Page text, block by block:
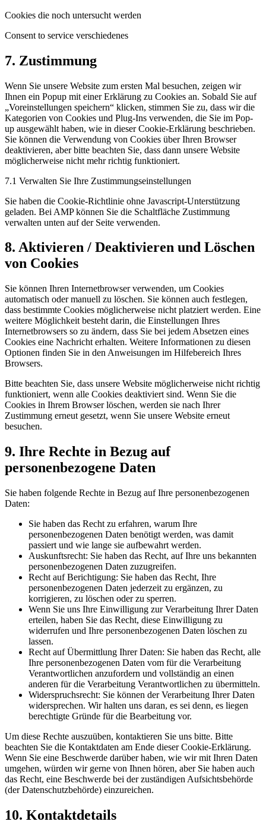
Cookies die noch untersucht werden
Consent to service verschiedenes
7. Zustimmung
Wenn Sie unsere Website zum ersten Mal besuchen, zeigen wir
Ihnen ein Popup mit einer Erklärung zu Cookies an. Sobald Sie auf
„Voreinstellungen speichern“ klicken, stimmen Sie zu, dass wir die
Kategorien von Cookies und Plug-Ins verwenden, die Sie im Pop-
up ausgewählt haben, wie in dieser Cookie-Erklärung beschrieben.
Sie können die Verwendung von Cookies über Ihren Browser
deaktivieren, aber bitte beachten Sie, dass dann unsere Website
möglicherweise nicht mehr richtig funktioniert.
7.1 Verwalten Sie Ihre Zustimmungseinstellungen
Sie haben die Cookie-Richtlinie ohne Javascript-Unterstützung
geladen. Bei AMP können Sie die Schaltfläche Zustimmung
verwalten unten auf der Seite verwenden.
8. Aktivieren / Deaktivieren und Löschen
von Cookies
Sie können Ihren Internetbrowser verwenden, um Cookies
automatisch oder manuell zu löschen. Sie können auch festlegen,
dass bestimmte Cookies möglicherweise nicht platziert werden. Eine
weitere Möglichkeit besteht darin, die Einstellungen Ihres
Internetbrowsers so zu ändern, dass Sie bei jedem Absetzen eines
Cookies eine Nachricht erhalten. Weitere Informationen zu diesen
Optionen finden Sie in den Anweisungen im Hilfebereich Ihres
Browsers.
Bitte beachten Sie, dass unsere Website möglicherweise nicht richtig
funktioniert, wenn alle Cookies deaktiviert sind. Wenn Sie die
Cookies in Ihrem Browser löschen, werden sie nach Ihrer
Zustimmung erneut gesetzt, wenn Sie unsere Website erneut
besuchen.
9. Ihre Rechte in Bezug auf
personenbezogene Daten
Sie haben folgende Rechte in Bezug auf Ihre personenbezogenen
Daten:
Sie haben das Recht zu erfahren, warum Ihre
personenbezogenen Daten benötigt werden, was damit
passiert und wie lange sie aufbewahrt werden.
Auskunftsrecht: Sie haben das Recht, auf Ihre uns bekannten
personenbezogenen Daten zuzugreifen.
Recht auf Berichtigung: Sie haben das Recht, Ihre
personenbezogenen Daten jederzeit zu ergänzen, zu
korrigieren, zu löschen oder zu sperren.
Wenn Sie uns Ihre Einwilligung zur Verarbeitung Ihrer Daten
erteilen, haben Sie das Recht, diese Einwilligung zu
widerrufen und Ihre personenbezogenen Daten löschen zu
lassen.
Recht auf Übermittlung Ihrer Daten: Sie haben das Recht, alle
Ihre personenbezogenen Daten vom für die Verarbeitung
Verantwortlichen anzufordern und vollständig an einen
anderen für die Verarbeitung Verantwortlichen zu übermitteln.
Widerspruchsrecht: Sie können der Verarbeitung Ihrer Daten
widersprechen. Wir halten uns daran, es sei denn, es liegen
berechtigte Gründe für die Bearbeitung vor.
Um diese Rechte auszuüben, kontaktieren Sie uns bitte. Bitte
beachten Sie die Kontaktdaten am Ende dieser Cookie-Erklärung.
Wenn Sie eine Beschwerde darüber haben, wie wir mit Ihren Daten
umgehen, würden wir gerne von Ihnen hören, aber Sie haben auch
das Recht, eine Beschwerde bei der zuständigen Aufsichtsbehörde
(der Datenschutzbehörde) einzureichen.
10. Kontaktdetails